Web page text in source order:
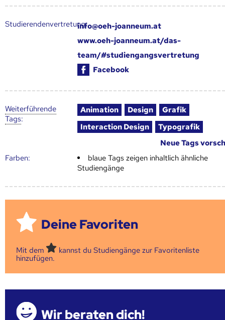
Studierendenvertretung:info@oeh-joanneum.at
www.oeh-joanneum.at/das-
team/#studiengangsvertretung
Facebook
Weiter­führende
Tags:
Animation Design
Grafik
Interaction Design
Typografik
Neue Tags
Farben:
blaue Tags zeigen inhaltlich ähnliche
Studiengänge
Deine Favoriten
Mit dem
kannst du Studiengänge zur Favoritenliste
hinzufügen.
Wir beraten dich!